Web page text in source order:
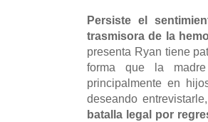
Persiste el
trasmisora de la
presenta Ryan tiene
forma que la
principalmente en
deseando
batalla legal por